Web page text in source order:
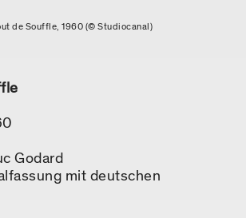
de Souffle, 1960 (© Studiocanal)
Godard
mit deutschen